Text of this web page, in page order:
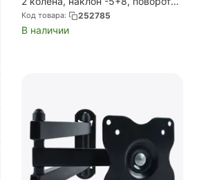
180 макс, от стены 55-500мм,
белый (ONKRON M4 WHITE)
Код товара: 252785
В наличии